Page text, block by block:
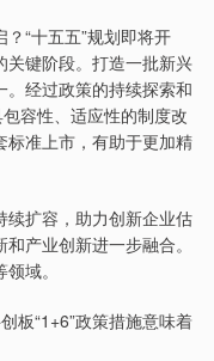
“十五五”规划即将开
关键阶段。打造一批新兴
经过政策的持续探索和
容性、适应性的制度改
标准上市，有助于更加精
扩容，助力创新企业估
产业创新进一步融合。
域。
“1+6”政策措施意味着